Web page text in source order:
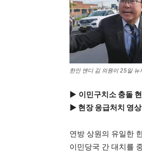
한인 앤디 김 의원이 25일
▶ 이민구치소 충돌
▶ 현장 응급처치 영
연방 상원의 유일한
이민당국 간 대치를